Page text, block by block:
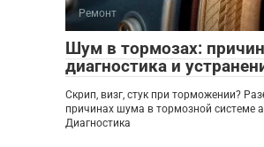
Ремонт
Шум в тормозах:
диагностика и
Скрип, визг, стук при торможении?
причинах шума в тормозной системе
Диагностика